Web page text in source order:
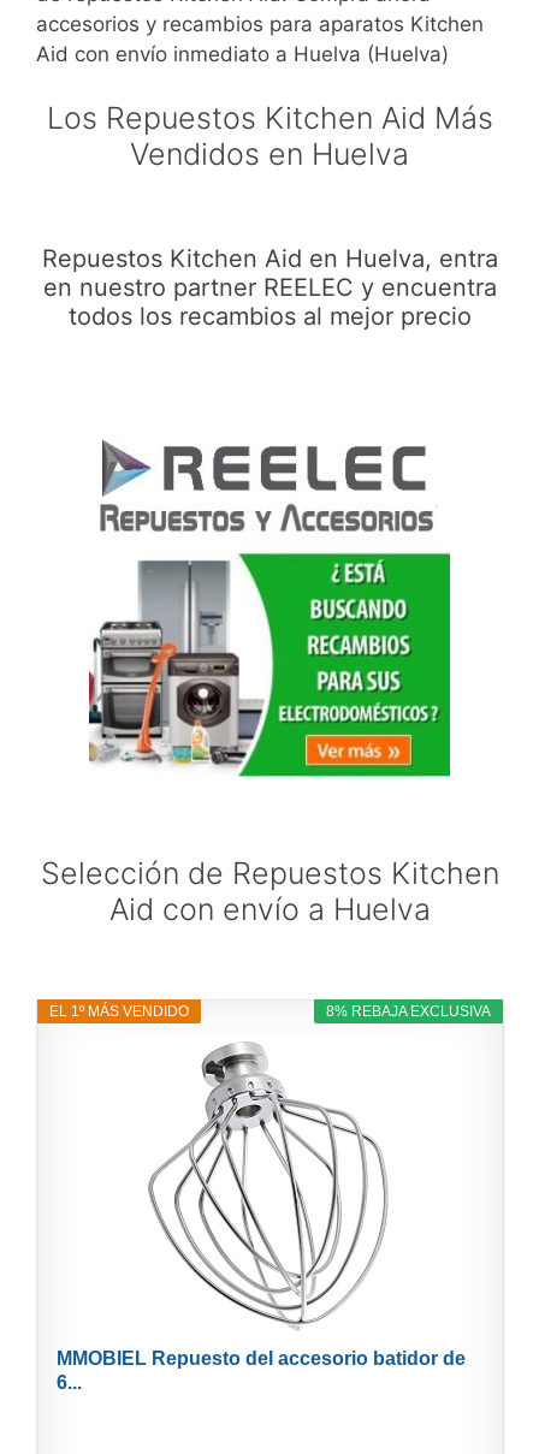
accesorios y recambios para aparatos Kitchen
Aid con envío inmediato a Huelva (Huelva)
Los Repuestos Kitchen Aid Más
Vendidos en Huelva
Repuestos Kitchen Aid en Huelva, entra
en nuestro partner REELEC y encuentra
todos los recambios al mejor precio
Selección de Repuestos Kitchen
Aid con envío a Huelva
8% REBAJA EXCLUSIVA
EL 1º MÁS VENDIDO
MMOBIEL Repuesto del accesorio batidor de
6...